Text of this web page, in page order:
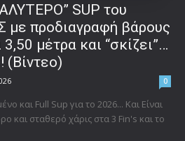
SUP του
με προδιαγραφή βάρους
μέτρα και “σκίζει”…
(Βίντεο)
0
και Full Sup για το 2026... Και Είναι
και σταθερό χάρις στα 3 Fin's και το